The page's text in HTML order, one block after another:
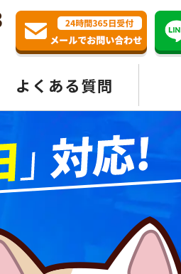
よくある質問